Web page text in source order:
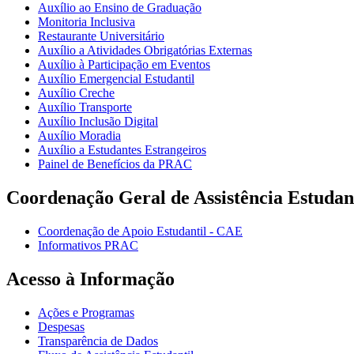
Auxílio ao Ensino de Graduação
Monitoria Inclusiva
Restaurante Universitário
Auxílio a Atividades Obrigatórias Externas
Auxílio à Participação em Eventos
Auxílio Emergencial Estudantil
Auxílio Creche
Auxílio Transporte
Auxílio Inclusão Digital
Auxílio Moradia
Auxílio a Estudantes Estrangeiros
Painel de Benefícios da PRAC
Coordenação Geral de Assistência
Coordenação de Apoio Estudantil - CAE
Informativos PRAC
Acesso à Informação
Ações e Programas
Despesas
Transparência de Dados